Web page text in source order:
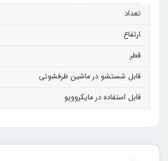
تعداد
ارتفاع
قطر
قابل شستشو در ماشین ظرفشوئی
قابل استفاده در مایکروویو